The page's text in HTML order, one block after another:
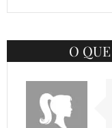
O